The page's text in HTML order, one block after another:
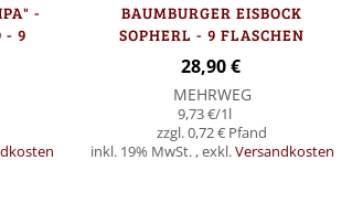
-
- 9
BAUMBURGER EISBOCK
SOPHERL - 9 FLASCHEN
28,90 €
MEHRWEG
9,73 €/1l
0,72 €
inkl. 19% MwSt. ,exkl.Versandkosten